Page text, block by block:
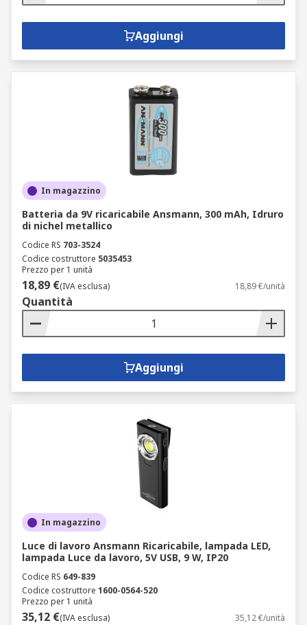
Aggiungi
In magazzino
Batteria da 9V ricaricabile Ansmann, 300 mAh, Idruro
di nichel metallico
Codice RS 703-3524
Codice costruttore 5035453
Prezzo per 1 unità
18,89 €(IVA esclusa) 18,89 €/unità
Quantità
Aggiungi
In magazzino
Luce di lavoro Ansmann Ricaricabile, lampada LED,
lampada Luce da lavoro, 5V USB, 9 W, IP20
Codice RS 649-839
Codice costruttore 1600-0564-520
Prezzo per 1 unità
35,12 €(IVA esclusa) 35,12 €/unità